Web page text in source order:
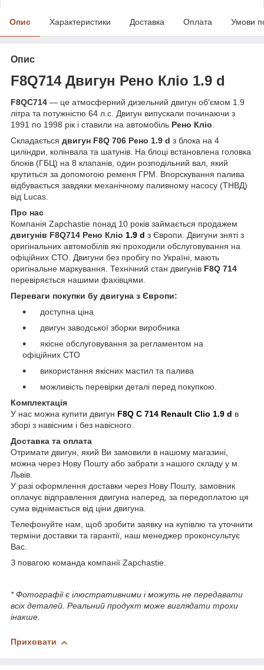
Опис Характеристики Доставка Оплата Умови
Опис
F8Q714 Двигун Рено Кліо 1.9 d
F8QC714 — це атмосферний дизельний двигун об'ємом 1.9
літра та потужністю 64 л.с. Двигун випускали починаючи з
1991 по 1998 рік і ставили на автомобіль Рено Кліо.
Складається двигун F8Q 706 Рено 1.9 d з блока на 4
циліндри, колінвала та шатунів. На блоці встановлена головка
блоків (ГБЦ) на 8 клапанів, один розподільний вал, який
крутиться за допомогою ременя ГРМ. Впорскування палива
відбувається завдяки механічному паливному насосу (ТНВД)
від Lucas.
Про нас
Компанія Zapchastie понад 10 років займається продажем
двигунів F8Q714 Рено Кліо 1.9 d з Європи. Двигуни зняті з
оригінальних автомобілів які проходили обслуговування на
офіційних СТО. Двигуни без пробігу по Україні, мають
оригінальне маркування. Технічний стан двигунів F8Q 714
перевіряється нашими фахівцями.
Переваги покупки бу двигуна з Європи:
доступна ціна
двигун заводської зборки виробника
якісне обслуговування за регламентом на
офіційних СТО
використання якісних мастил та палива
можливість перевірки деталі перед покупкою.
Комплектація
У нас можна купити двигун F8Q C 714 Renault Clio 1.9 d в
зборі з навісним і без навісного.
Доставка та оплата
Отримати двигун, який Ви замовили в нашому магазині,
можна через Нову Пошту або забрати з нашого складу у м.
Львів.
У разі оформлення доставки через Нову Пошту, замовник
оплачує відправлення двигуна наперед, за передоплатою ця
сума віднімається від ціни двигуна.
Телефонуйте нам, щоб зробити заявку на купівлю та уточнити
терміни доставки та гарантії, наш менеджер проконсультує
Вас.
З повагою команда компанії Zapchastie.
* Фотографії є ілюстративними і можуть не передавати
всіх деталей. Реальний продукт може виглядати трохи
інакше.
Приховати